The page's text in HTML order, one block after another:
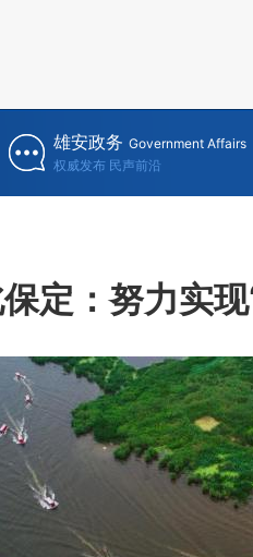
雄安政务 Government Affairs
权威发布 民声前沿
定：努力实